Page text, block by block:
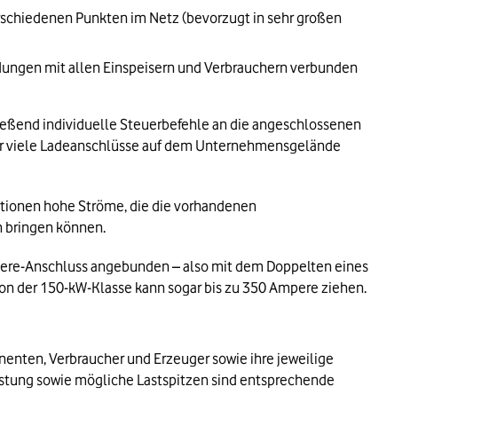
Punkten im Netz (bevorzugt in sehr großen
mit allen Einspeisern und Verbrauchern verbunden
individuelle Steuerbefehle an die angeschlossenen
Ladeanschlüsse auf dem Unternehmensgelände
hohe Ströme, die die vorhandenen
können.
Anschluss angebunden – also mit dem Doppelten eines
der 150-kW-Klasse kann sogar bis zu 350 Ampere ziehen.
Verbraucher und Erzeuger sowie ihre jeweilige
sowie mögliche Lastspitzen sind entsprechende